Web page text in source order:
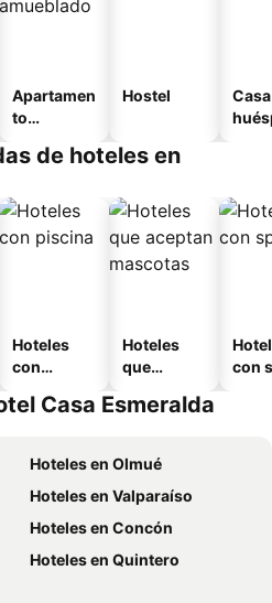
Apartamen
to
o
Hostel
de hoteles en
Hoteles
con
Hoteles
que
mascotas
con
Casa Esmeralda
Hoteles en Olmué
Hoteles en Valparaíso
Hoteles en Concón
Hoteles en Quintero